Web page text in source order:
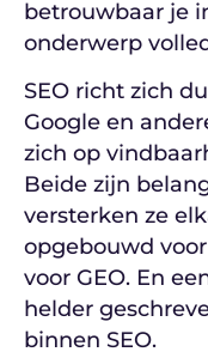
betrouwbaar je
onderwerp
SEO richt zich
Google en
zich op
Beide zijn
versterken ze
opgebouwd
voor GEO. En
helder
binnen SEO.